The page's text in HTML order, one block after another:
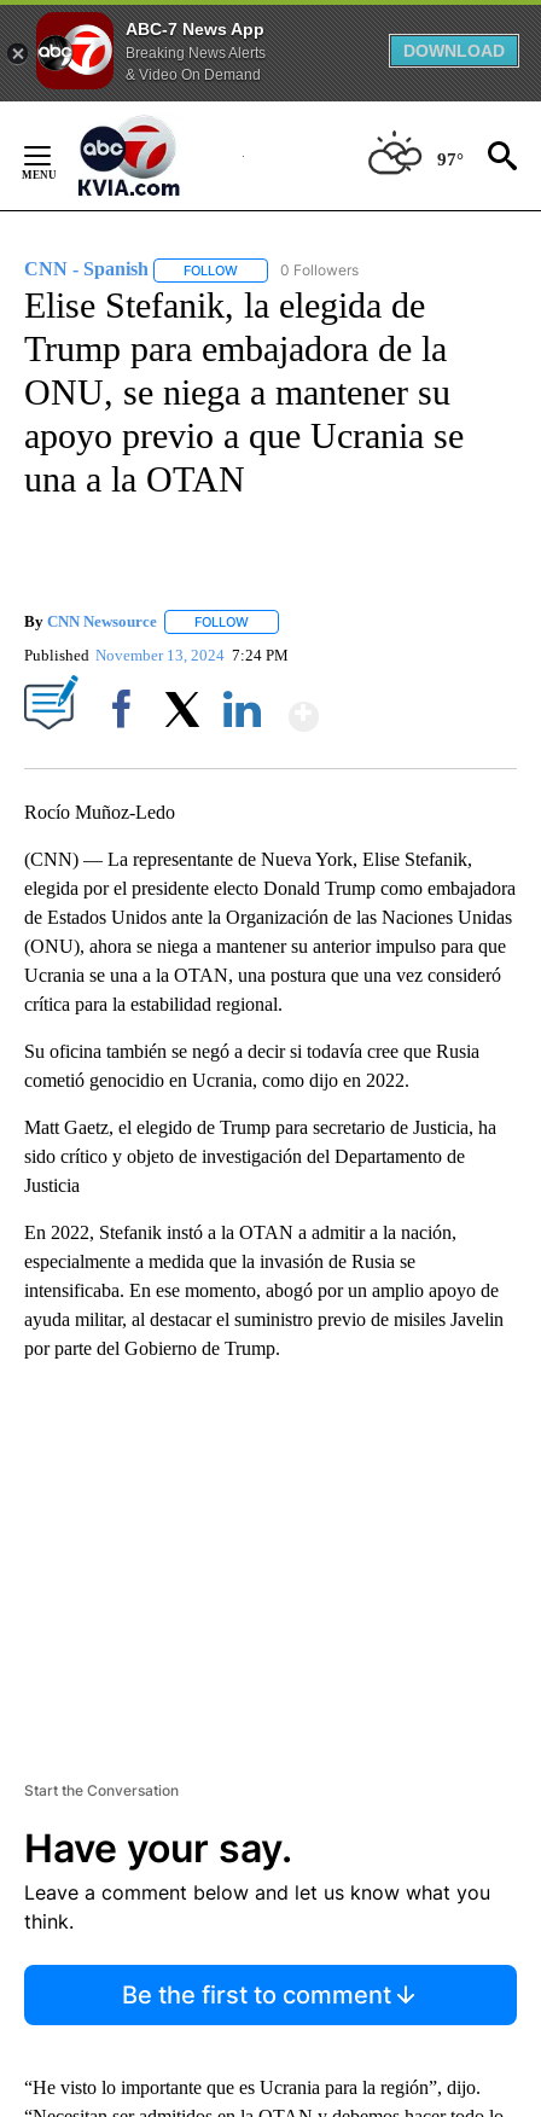
ABC-7 News App
Breaking News Alerts
& Video On Demand
DOWNLOAD
Content
97°
CNN - Spanish FOLLOW FOLLOW "CNN - SPANISH" TO RECEIVE
0 Followers
Elise Stefanik, la elegida de
Trump para embajadora de la
ONU, se niega a mantener su
apoyo previo a que Ucrania se
una a la OTAN
By CNN Newsource FOLLOW
Published November 13, 2024 7:24 PM
Rocío Muñoz-Ledo
(CNN) — La representante de Nueva York, Elise Stefanik,
elegida por el presidente electo Donald Trump como embajadora
de Estados Unidos ante la Organización de las Naciones Unidas
(ONU), ahora se niega a mantener su anterior impulso para que
Ucrania se una a la OTAN, una postura que una vez consideró
crítica para la estabilidad regional.
Su oficina también se negó a decir si todavía cree que Rusia
cometió genocidio en Ucrania, como dijo en 2022.
Matt Gaetz, el elegido de Trump para secretario de Justicia, ha
sido crítico y objeto de investigación del Departamento de
Justicia
En 2022, Stefanik instó a la OTAN a admitir a la nación,
especialmente a medida que la invasión de Rusia se
intensificaba. En ese momento, abogó por un amplio apoyo de
ayuda militar, al destacar el suministro previo de misiles Javelin
por parte del Gobierno de Trump.
Start the Conversation
Have your say.
Leave a comment below and let us know what you
think.
Be the first to comment
“He visto lo importante que es Ucrania para la región”, dijo.